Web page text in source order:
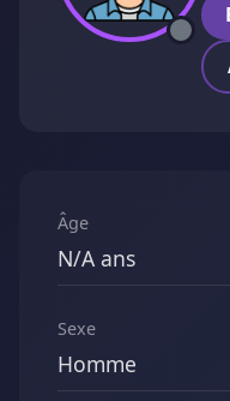
Âge
N/A ans
Sexe
Homme